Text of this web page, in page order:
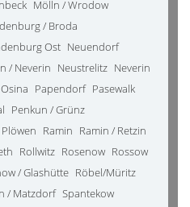
Mölln / Wrodow
/ Broda
Ost Neuendorf
/ Neverin Neustrelitz Neverin
Osina Papendorf Pasewalk
Penkun / Grünz
Plöwen Ramin Ramin / Retzin
Rollwitz Rosenow Rossow
/ Glashütte Röbel/Müritz
/ Matzdorf Spantekow